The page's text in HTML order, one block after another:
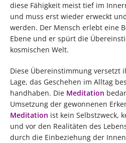
diese Fähigkeit meist tief im
und muss erst wieder erweckt
werden. Der Mensch erlebt eine
Ebene und er spürt die
kosmischen Welt.
Diese Übereinstimmung versetzt
Lage, das Geschehen im Alltag
handhaben. Die Meditation
Umsetzung der gewonnenen
Meditation ist kein Selbstzweck,
und vor den Realitäten des
durch die Einbeziehung der